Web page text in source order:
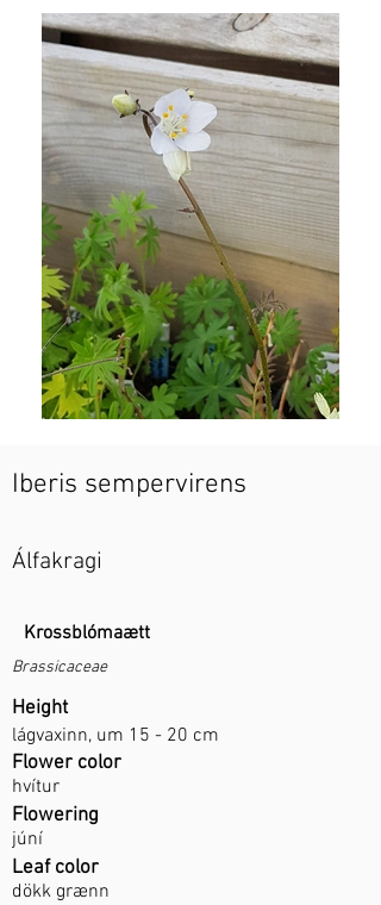
Iberis sempervirens
Álfakragi
Krossblómaætt
Brassicaceae
Height
lágvaxinn, um 15 - 20 cm
Flower color
hvítur
Flowering
júní
Leaf color
dökk grænn